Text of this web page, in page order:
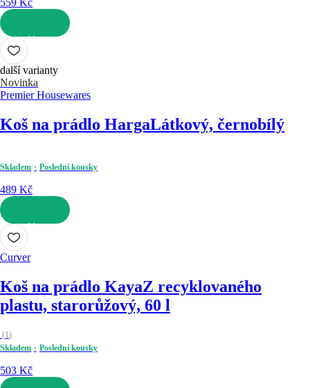
559 Kč
DO KOŠÍKU
další varianty
Novinka
Premier Housewares
Koš na prádlo HargaLátkový, černobílý
Skladem Poslední kousky
489 Kč
DO KOŠÍKU
Curver
Koš na prádlo KayaZ recyklovaného
plastu, starorůžový, 60 l
(1)
Skladem
Poslední kousky
503 Kč